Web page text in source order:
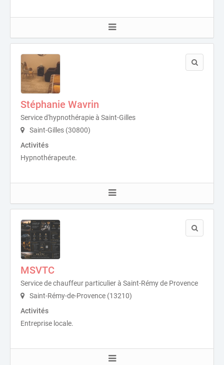
Stéphanie Wavrin
Service d'hypnothérapie à Saint-Gilles
Saint-Gilles (30800)
Activités
Hypnothérapeute.
MSVTC
Service de chauffeur particulier à Saint-Rémy de Provence
Saint-Rémy-de-Provence (13210)
Activités
Entreprise locale.